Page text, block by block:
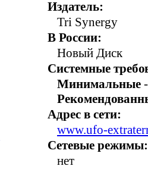
Издатель:
Tri Synergy
В России:
Новый Диск
Системные
Минимальные
Адрес в сети:
www.ufo-
Сетевые режимы:
нет